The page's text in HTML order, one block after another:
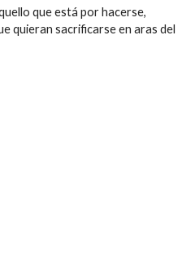
que está por hacerse,
quieran sacrificarse en aras del